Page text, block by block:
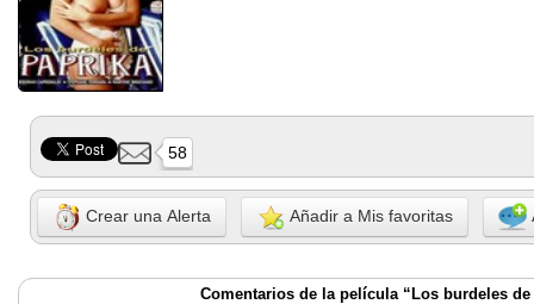
58
Crear una Alerta Añadir a Mis favoritas
Comentarios de la película “Los burdeles de